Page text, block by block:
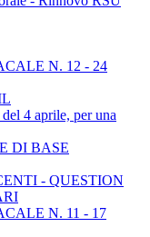
N. 12 - 24
4 aprile, per una
DI BASE
- QUESTION
N. 11 - 17